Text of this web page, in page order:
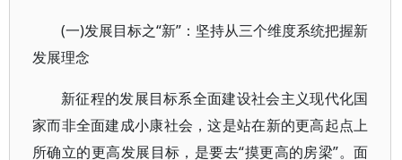
(一)发展目标之“新”：坚持从三个维度系统把握新
发展理念
新征程的发展目标系全面建设社会主义现代化国
家而非全面建成小康社会，这是站在新的更高起点上
所确立的更高发展目标，是要去“摸更高的房梁”。面